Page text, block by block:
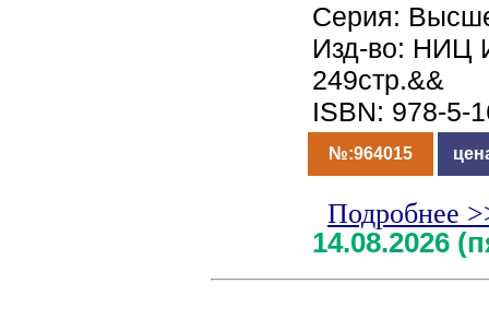
Серия:
Изд-во: НИЦ
249стр.&&
ISBN: 978-5-
№:964015
Подробнее
14.08.2026